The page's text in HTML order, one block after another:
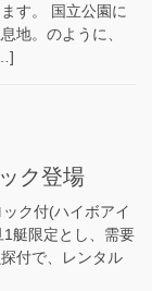
す。 国立公園に
地。のように、
ク登場
ク付(ハイボアイ
艇限定とし、需要
付で、レンタル